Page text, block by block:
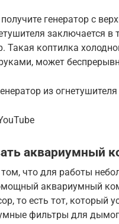
генератор с
заключается в
Такая коптилка
может
из
аквариумный
что для работы
аквариумный
то есть тот, который
фильтры для